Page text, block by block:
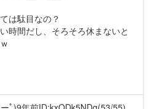
は駄目なの？
時間だし、そろそろ休まないと